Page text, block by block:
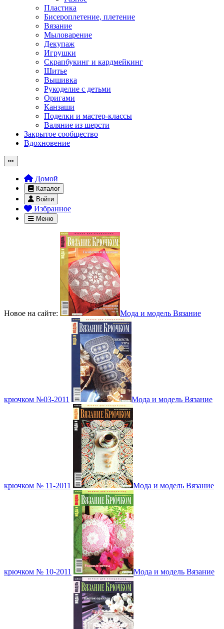
Пластика
Бисероплетение, плетение
Вязание
Мыловарение
Декупаж
Игрушки
Скрапбукинг и кардмейкинг
Шитье
Вышивка
Рукоделие с детьми
Оригами
Канзаши
Поделки и мастер-классы
Валяние из шерсти
Закрытое сообщество
Вдохновение
Домой
Каталог
Войти
Избранное
Меню
Новое на сайте: Мода и модель Вязание
крючком №03-2011 Мода и модель Вязание
крючком № 11-2011 Мода и модель Вязание
крючком № 10-2011 Мода и модель Вязание